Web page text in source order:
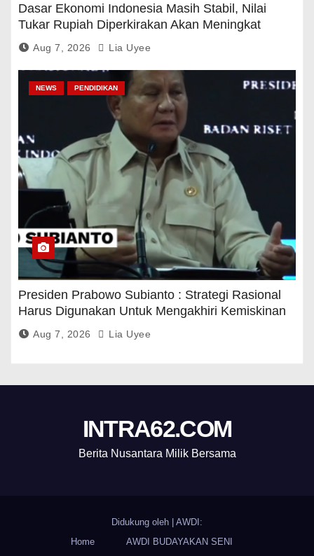
Dasar Ekonomi Indonesia Masih Stabil, Nilai
Tukar Rupiah Diperkirakan Akan Meningkat
Aug 7, 2026 Lia Uyee
NEWS PENDIDIKAN
Presiden Prabowo Subianto : Strategi Rasional
Harus Digunakan Untuk Mengakhiri Kemiskinan
Aug 7, 2026 Lia Uyee
INTRA62.COM
Berita Nusantara Milik Bersama
Didukung oleh
AWDI:
Home
AWDI BUDAYAKAN SENI